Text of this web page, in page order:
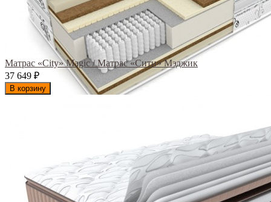
Матрас «City» Magic / Матрас «Сити» Мэджик
37 649 ₽
В корзину